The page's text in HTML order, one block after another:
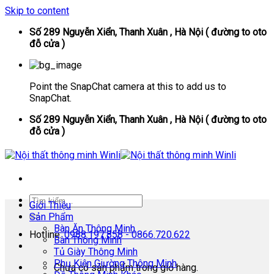
Skip to content
Số 289 Nguyễn Xiển, Thanh Xuân , Hà Nội ( đường to oto
đỗ cửa )
Point the SnapChat camera at this to add us to
SnapChat.
Số 289 Nguyễn Xiển, Thanh Xuân , Hà Nội ( đường to oto
đỗ cửa )
Hotline:0988.197.858 - 0866.720.622
Chưa có sản phẩm trong giỏ hàng.
Giới Thiệu
Sản Phẩm
Bàn Ăn Thông Minh
Bàn Thông Minh
Tủ Giày Thông Minh
Phụ Kiện Giường Thông Minh